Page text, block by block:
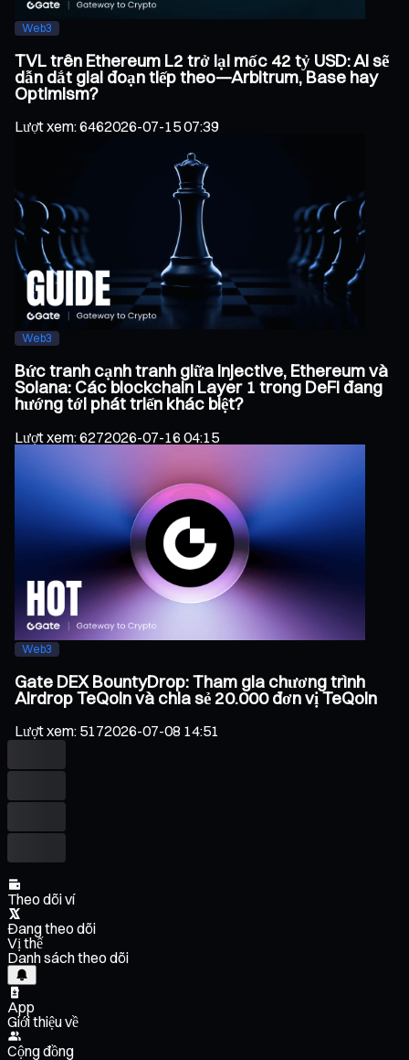
Web3
TVL trên Ethereum L2 trở lại mốc 42 tỷ USD: Ai sẽ
dẫn dắt giai đoạn tiếp theo—Arbitrum, Base hay
Optimism?
Lượt xem:6462026-07-15 07:39
Web3
Bức tranh cạnh tranh giữa Injective, Ethereum và
Solana: Các blockchain Layer 1 trong DeFi đang
hướng tới phát triển khác biệt?
Lượt xem:6272026-07-16 04:15
Web3
Gate DEX BountyDrop: Tham gia chương trình
Airdrop TeQoin và chia sẻ 20.000 đơn vị TeQoin
Lượt xem: 5172026-07-08 14:51
Theo dõi ví
Đang theo dõi
Vị thế
Danh sách theo dõi
App
Giới thiệu về
Cộng đồng